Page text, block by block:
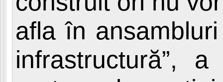
afla în
infrastructură”,